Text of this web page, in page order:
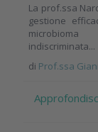
La prof.ssa
gestione
indiscriminata...
di Prof.ssa